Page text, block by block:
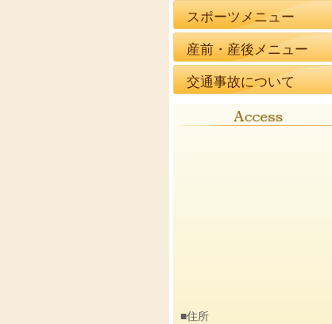
スポーツメニュー
産前・産後メニュー
交通事故について
■住所